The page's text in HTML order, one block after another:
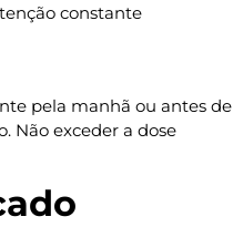
constante
pela manhã ou antes de
Não exceder a dose